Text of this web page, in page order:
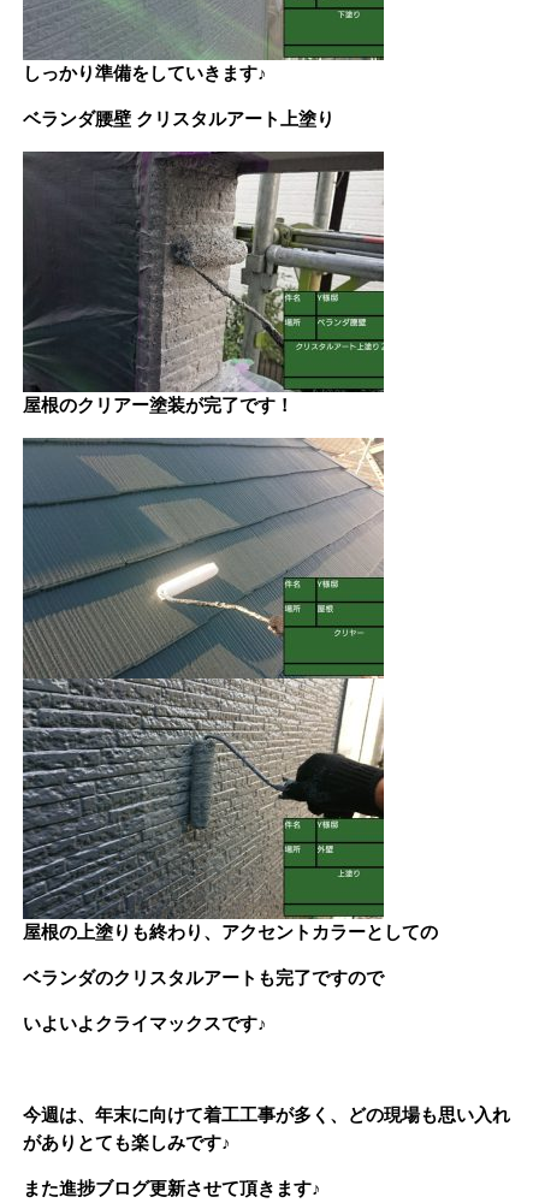
しっかり準備をしていきます♪
ベランダ腰壁 クリスタルアート上塗り
屋根のクリアー塗装が完了です！
屋根の上塗りも終わり、アクセントカラーとしての
ベランダのクリスタルアートも完了ですので
いよいよクライマックスです♪
今週は、年末に向けて着工工事が多く、どの現場も思い入れ
がありとても楽しみです♪
また進捗ブログ更新させて頂きます♪